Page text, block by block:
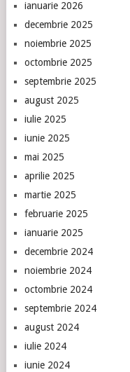
ianuarie 2026
decembrie 2025
noiembrie 2025
octombrie 2025
septembrie 2025
august 2025
iulie 2025
iunie 2025
mai 2025
aprilie 2025
martie 2025
februarie 2025
ianuarie 2025
decembrie 2024
noiembrie 2024
octombrie 2024
septembrie 2024
august 2024
iulie 2024
iunie 2024